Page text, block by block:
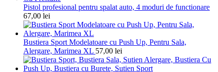
Pistol profesional pentru spalat auto, 4 moduri de functionare
67,00 lei
Bustiera Sport Modelatoare cu Push Up, Pentru Sala,
Alergare, Marimea XL 57,00 lei